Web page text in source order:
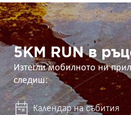
5KM
RUN
в
ръцете
ти 5KM RUN в
Изтегли мобилното ни
следиш:
Календар на събития